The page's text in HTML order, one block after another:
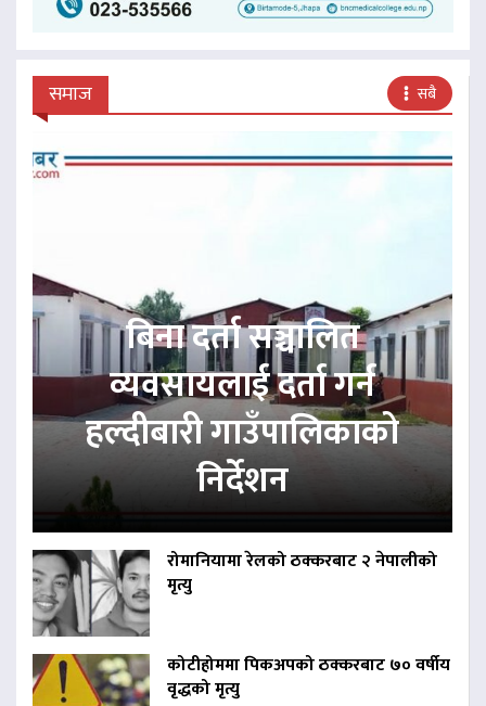
समाज सबै
बिना दर्ता सञ्चालित
व्यवसायलाई दर्ता गर्न
हल्दीबारी गाउँपालिकाको
निर्देशन
रोमानियामा रेलको ठक्करबाट २ नेपालीको
मृत्यु
कोटीहोममा पिकअपको ठक्करबाट ७० वर्षीय
वृद्धको मृत्यु